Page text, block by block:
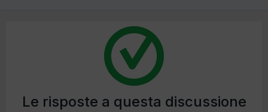
Le risposte a questa discussione